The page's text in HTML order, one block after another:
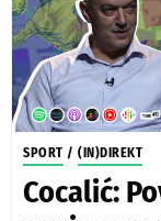
SPORT / (IN)DIREKT
Cocalić: